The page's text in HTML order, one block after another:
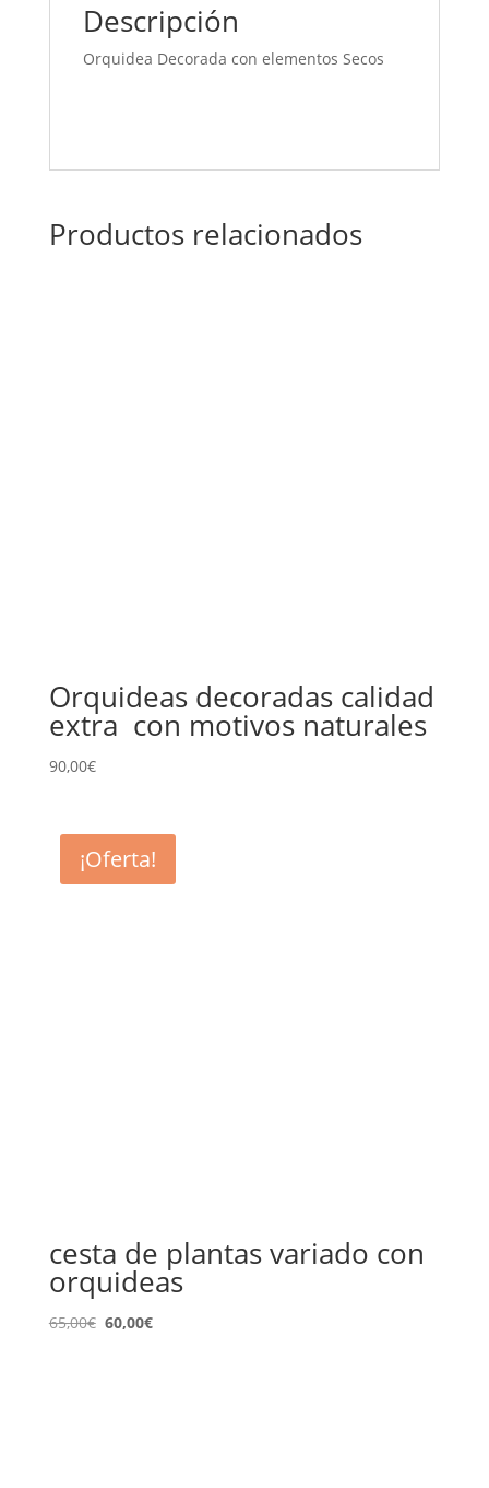
Descripción
Orquidea Decorada con elementos Secos
Productos relacionados
Orquideas decoradas calidad
extra con motivos naturales
90,00€
¡Oferta!
cesta de plantas variado con
orquideas
65,00€El60,00€El